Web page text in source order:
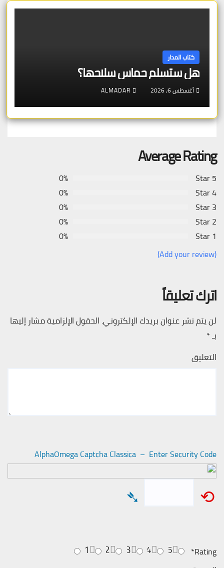
كتاب المدار
هل ستسلم حماس سلاحها؟
أغسطس 6, 2026 ALMADAR
Average Rating
5 Star
0%
4 Star
0%
3 Star
0%
2 Star
0%
1 Star
0%
(Add your review)
اترك تعليقاً
لن يتم نشر عنوان بريدك الإلكتروني. الحقول الإلزامية مشار إليها
بـ*
التعليق
AlphaOmega Captcha Classica – Enter Security Code
⟲
➴
Rating
*
5
4
3
2
1